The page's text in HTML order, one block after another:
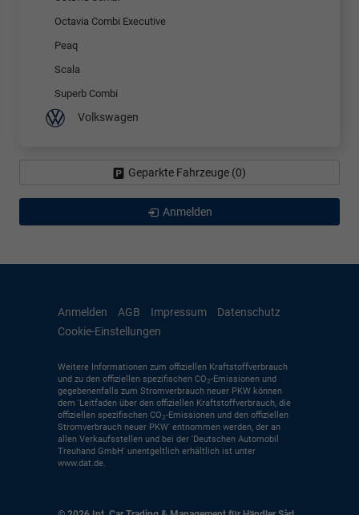
Octavia Combi Executive
Peaq
Scala
Superb Combi
Volkswagen
Geparkte Fahrzeuge (0)
Anmelden
Anmelden AGB Impressum
Datenschutz
Cookie-Einstellungen
Weitere Informationen zum offiziellen Kraftstoffverbrauch
und zu den offiziellen spezifischen CO2-Emissionen und
gegebenenfalls zum Stromverbrauch neuer PKW können
dem 'Leitfaden über den offiziellen Kraftstoffverbrauch, die
offiziellen spezifischen CO2-Emissionen und den offiziellen
Stromverbrauch neuer PKW' entnommen werden, der an
allen Verkaufsstellen und bei der 'Deutschen Automobil
Treuhand GmbH' unentgeltlich erhältlich ist unter
www.dat.de.